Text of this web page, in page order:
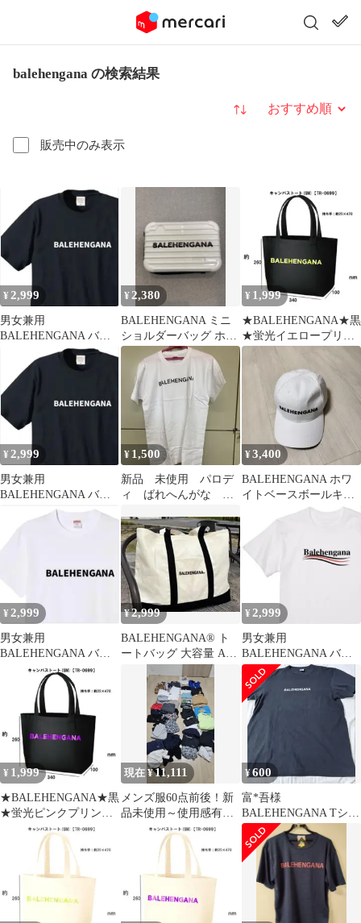
balehengana の検索結果
販売中のみ表示
並び替え
¥ 2,999
男女兼用
BALEHENGANA バレ
ヘンガナTシャツ /黒
¥ 2,380
BALEHENGANA ミニ
ショルダーバッグ ホワ
イト
¥ 1,999
★BALEHENGANA★黒
★蛍光イエロープリン
ト★トートバック送込
¥ 2,999
男女兼用
BALEHENGANA バレ
ヘンガナTシャツ /黒
キンコン西野着用
¥ 1,500
新品 未使用 パロデ
ィ ばれへんがな ホ
¥3,400
BALEHENGANA ホワ
イトベースボールキャ
¥ 2,999
男女兼用
BALEHENGANA バレ
ヘンガナTシャツ /白
キンコン西野着用
¥2,999
BALEHENGANA® ト
ートバッグ 大容量 A3
対応 肩掛け 面白い
¥ 2,999
男女兼用
BALEHENGANA バレ
ヘンガナTシャツ /白
¥ 1,999
★BALEHENGANA★黒
★蛍光ピンクプリント
★トートバック送込
現在 ¥11,111
メンズ服60点前後！新
品未使用～使用感有ま
でまとめ売り！
¥600
富*吾様
BALEHENGANA Tシャ
ツ ブラック